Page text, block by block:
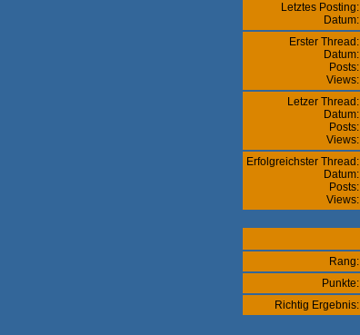
Letztes Posting:
Datum:
Erster Thread:
Datum:
Posts:
Views:
Letzer Thread:
Datum:
Posts:
Views:
Erfolgreichster Thread:
Datum:
Posts:
Views:
Rang:
Punkte:
Richtig Ergebnis: